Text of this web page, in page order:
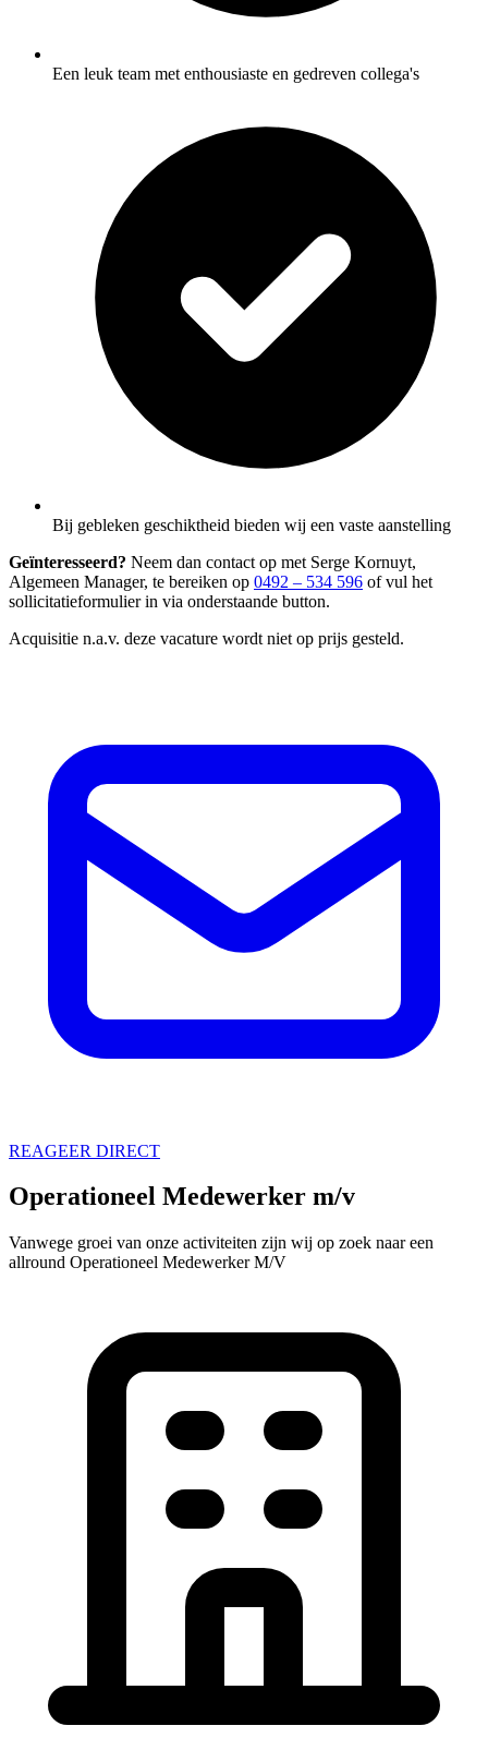
Een leuk team met enthousiaste en gedreven collega's
Bij gebleken geschiktheid bieden wij een vaste aanstelling
Geïnteresseerd? Neem dan contact op met Serge Kornuyt,
Algemeen Manager, te bereiken op 0492 – 534 596 of vul het
sollicitatieformulier in via onderstaande button.
Acquisitie n.a.v. deze vacature wordt niet op prijs gesteld.
REAGEER DIRECT
Operationeel Medewerker m/v
Vanwege groei van onze activiteiten zijn wij op zoek naar een
allround Operationeel Medewerker M/V